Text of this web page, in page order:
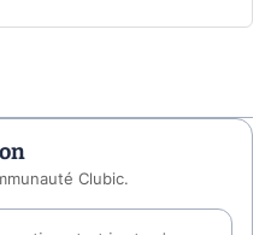
Clubic.